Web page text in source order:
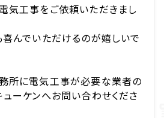
気工事をご依頼いただきまし
んでいただけるのが嬉しいで
所に電気工事が必要な業者の
ーケンへお問い合わせくださ